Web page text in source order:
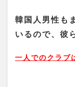
韓国人男性も
いるので、彼
一人でのクラブ